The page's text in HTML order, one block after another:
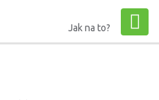
Jak na to?